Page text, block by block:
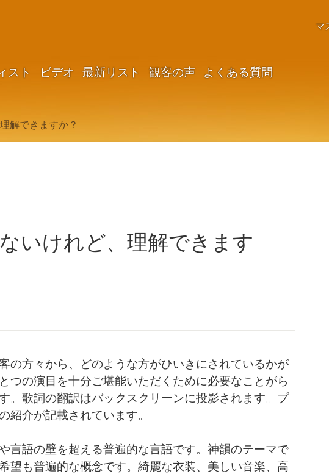
スト ビデオ 最新リスト 観客の声 よくある質問
マ
解できますか？
いけれど、理解できます
の方々から、どのような方がひいきにされているかが
つの演目を十分ご堪能いただくために必要なことがら
。歌詞の翻訳はバックスクリーンに投影されます。プ
紹介が記載されています。
言語の壁を超える普遍的な言語です。神韻のテーマで
望も普遍的な概念です。綺麗な衣装、美しい音楽、高